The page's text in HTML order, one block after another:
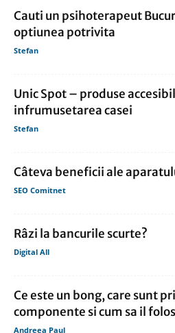
Cauti un psihoterapeut
optiunea potrivita
Stefan
Unic Spot – produse
infrumusetarea casei
Stefan
Câteva beneficii ale
SEO Comitnet
Râzi la bancurile scurte?
Digital All
Ce este un bong, care sunt
componente si cum sa il
Andreea Paul